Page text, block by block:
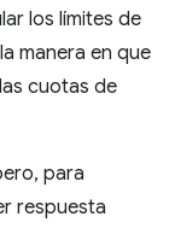
los límites de
manera en que
cuotas de
para
respuesta